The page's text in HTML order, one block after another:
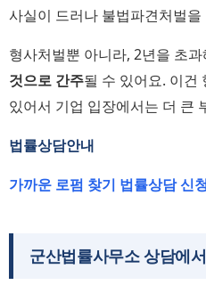
사실이 드러나 불법파견처벌
형사처벌뿐 아니라, 2년을 초
것으로 간주될 수 있어요. 이건
있어서 기업 입장에서는 더 큰
법률상담안내
가까운 로펌 찾기 법률상담 신
군산법률사무소 상담에